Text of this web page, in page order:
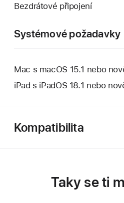
Bezdrátové připojení
Systémové požadavky
Mac s macOS 15.1 nebo
iPad s iPadOS 18.1 nebo
Kompatibilita
Taky se ti